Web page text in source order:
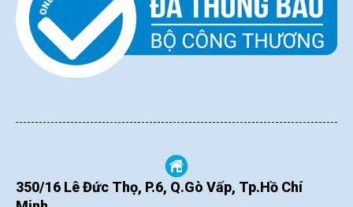
350/16 Lê Đức Thọ, P.6, Q.Gò Vấp, Tp.Hồ Chí